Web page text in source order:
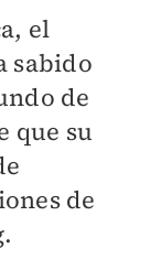
el
sabido
de
que su
de